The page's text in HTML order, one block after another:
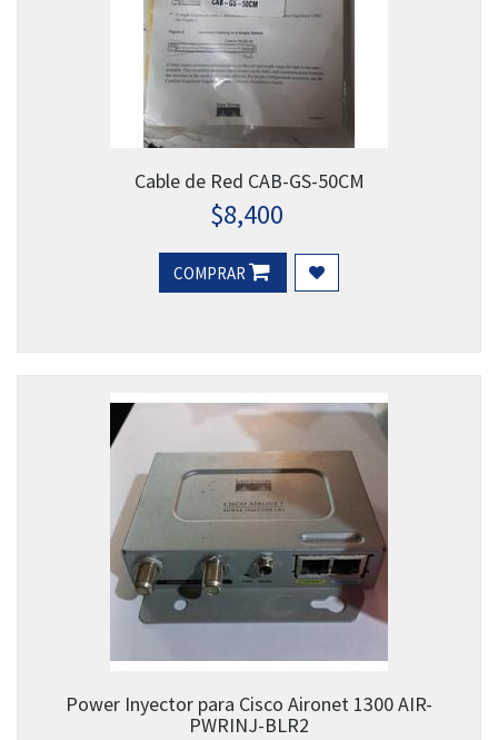
Cable de Red CAB-GS-50CM
$8,400
COMPRAR
Power Inyector para Cisco Aironet 1300 AIR-
PWRINJ-BLR2